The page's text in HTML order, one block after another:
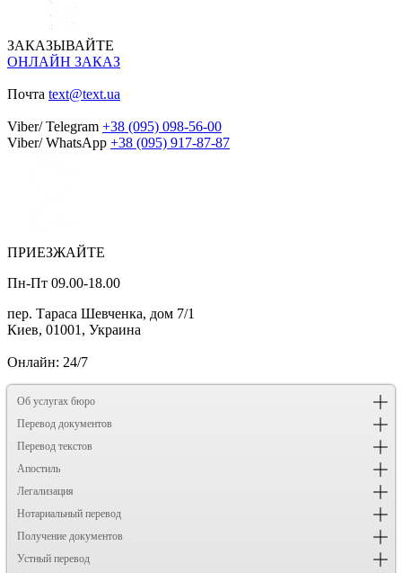
ЗАКАЗЫВАЙТЕ
ОНЛАЙН ЗАКАЗ
Почта text@text.ua
Viber/ Telegram +38 (095) 098-56-00
Viber/ WhatsApp +38 (095) 917-87-87
ПРИЕЗЖАЙТЕ
Пн-Пт 09.00-18.00
пер. Тараса Шевченка, дом 7/1
Киев, 01001, Украина
Онлайн: 24/7
Об услугах бюро
Перевод документов
Перевод текстов
Апостиль
Легализация
Нотариальный перевод
Получение документов
Устный перевод